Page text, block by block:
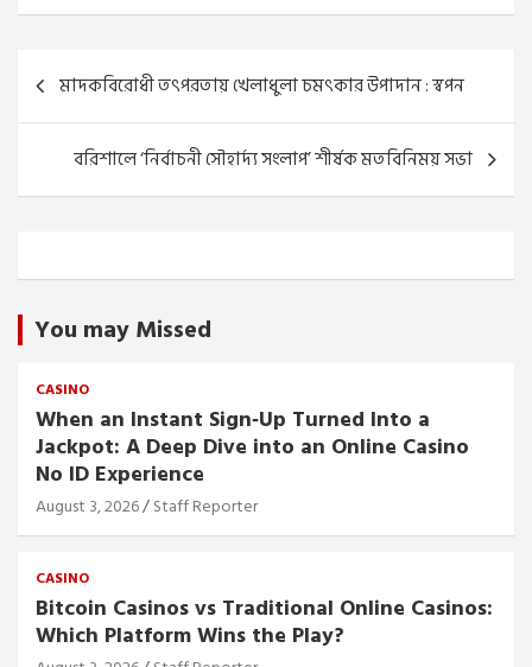
Post
navigation
মাদকবিরোধী তৎপরতায় খেলাধুলা চমৎকার উপাদান : স্বপন
বরিশালে ‘নির্বাচনী সৌহার্দ্য সংলাপ’ শীর্ষক মতবিনিময় সভা
You may Missed
CASINO
When an Instant Sign‑Up Turned Into a
Jackpot: A Deep Dive into an Online Casino
No ID Experience
August 3, 2026 Staff Reporter
CASINO
Bitcoin Casinos vs Traditional Online Casinos:
Which Platform Wins the Play?